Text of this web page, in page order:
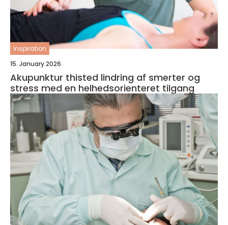
inspiration
15. January 2026
Akupunktur thisted lindring af smerter og
stress med en helhedsorienteret tilgang